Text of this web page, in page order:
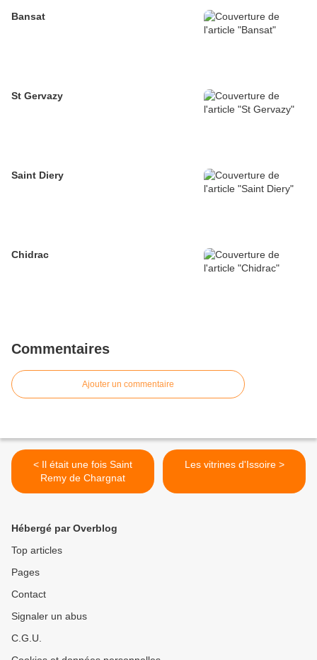
Bansat
St Gervazy
Saint Diery
Chidrac
Commentaires
Ajouter un commentaire
< Il était une fois Saint
Remy de Chargnat
Les vitrines d'Issoire >
Hébergé par Overblog
Top articles
Pages
Contact
Signaler un abus
C.G.U.